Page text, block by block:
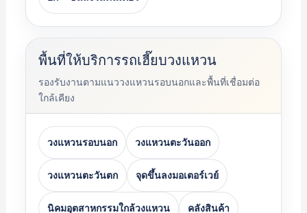
พื้นที่ให้บริการรถเฮี๊ยบวงแหวน
รองรับงานตามแนววงแหวนรอบนอกและพื้นที่เชื่อมต่อ
ใกล้เคียง
วงแหวนรอบนอก วงแหวนตะวันออก
วงแหวนตะวันตก จุดขึ้นลงมอเตอร์เวย์
นิคมอุตสาหกรรมใกล้วงแหวน คลังสินค้า